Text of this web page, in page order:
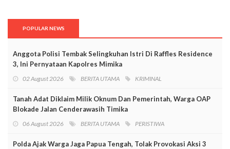
POPULAR NEWS
Anggota Polisi Tembak Selingkuhan Istri Di Raffles Residence
3, Ini Pernyataan Kapolres Mimika
02 August 2026 BERITA UTAMA KRIMINAL
Tanah Adat Diklaim Milik Oknum Dan Pemerintah, Warga OAP
Blokade Jalan Cenderawasih Timika
06 August 2026 BERITA UTAMA PERISTIWA
Polda Ajak Warga Jaga Papua Tengah, Tolak Provokasi Aksi 3